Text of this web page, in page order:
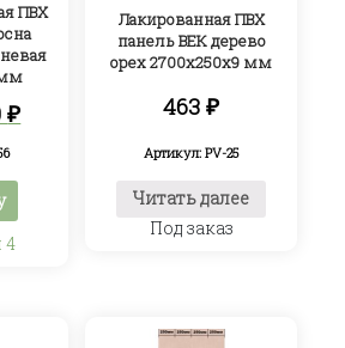
ПВХ
₽Текущая
цена:
4
Лакированная ПВХ
панель ВЕК дерево
орех 2700х250х9 мм
463₽
Артикул: PV-25
Читать далее
Под заказ